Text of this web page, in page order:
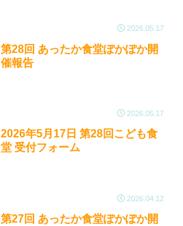
2026.05.17
第28回 あったか食堂ぽかぽか開
催報告
2026.05.17
2026年5月17日 第28回こども食
堂 受付フォーム
2026.04.12
第27回 あったか食堂ぽかぽか開